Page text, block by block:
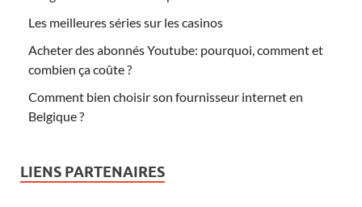
Les meilleures séries sur les casinos
Acheter des abonnés Youtube: pourquoi, comment et
combien ça coûte ?
Comment bien choisir son fournisseur internet en
Belgique ?
LIENS PARTENAIRES